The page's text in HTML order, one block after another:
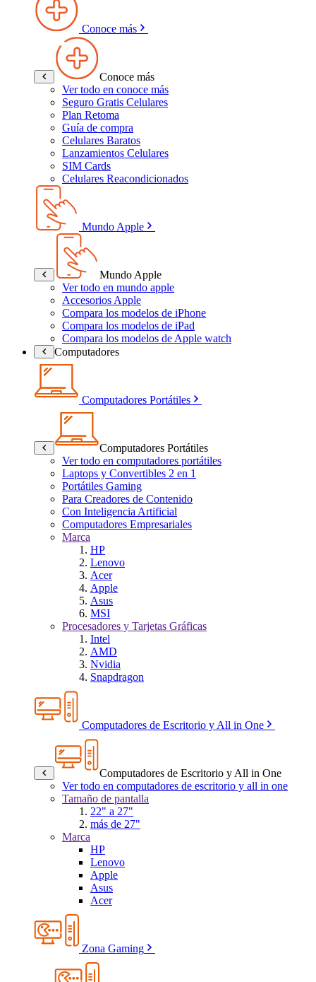
Conoce más
Conoce más
Ver todo en conoce más
Seguro Gratis Celulares
Plan Retoma
Guía de compra
Celulares Baratos
Lanzamientos Celulares
SIM Cards
Celulares Reacondicionados
Mundo Apple
Mundo Apple
Ver todo en mundo apple
Accesorios Apple
Compara los modelos de iPhone
Compara los modelos de iPad
Compara los modelos de Apple watch
Computadores
Computadores Portátiles
Computadores Portátiles
Ver todo en computadores portátiles
Laptops y Convertibles 2 en 1
Portátiles Gaming
Para Creadores de Contenido
Con Inteligencia Artificial
Computadores Empresariales
Marca
HP
Lenovo
Acer
Apple
Asus
MSI
Procesadores y Tarjetas Gráficas
Intel
AMD
Nvidia
Snapdragon
Computadores de Escritorio y All in One
Computadores de Escritorio y All in One
Ver todo en computadores de escritorio y all in one
Tamaño de pantalla
22" a 27"
más de 27"
Marca
HP
Lenovo
Apple
Asus
Acer
Zona Gaming